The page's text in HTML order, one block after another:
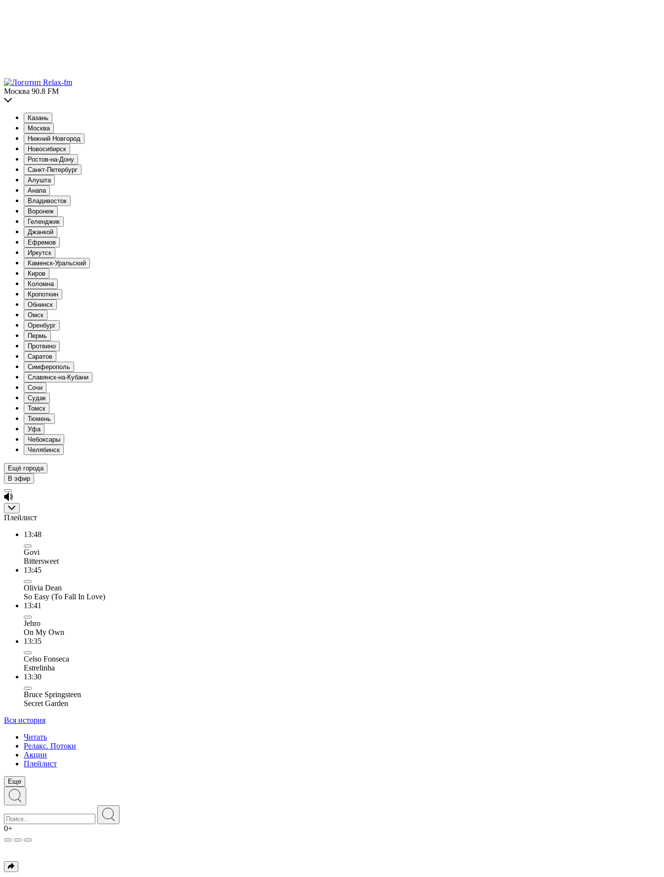
Москва 90.8 FM
Казань
Москва
Нижний Новгород
Новосибирск
Ростов-на-Дону
Санкт-Петербург
Алушта
Анапа
Владивосток
Воронеж
Геленджик
Джанкой
Ефремов
Иркутск
Каменск-Уральский
Киров
Коломна
Кропоткин
Обнинск
Омск
Оренбург
Пермь
Протвино
Саратов
Симферополь
Славянск-на-Кубани
Сочи
Судак
Томск
Тюмень
Уфа
Чебоксары
Челябинск
Ещё города
В эфир
Плейлист
13:48
Govi
Bittersweet
13:45
Olivia Dean
So Easy (To Fall In Love)
13:41
Jehro
On My Own
13:35
Celso Fonseca
Estrelinha
13:30
Bruce Springsteen
Secret Garden
Вся история
Читать
Релакс. Потоки
Акции
Плейлист
Еще
0+